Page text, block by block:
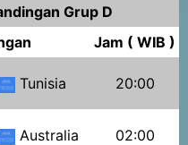
Grup D
Jam ( WIB )
Tunisia 20:00
Australia 02:00